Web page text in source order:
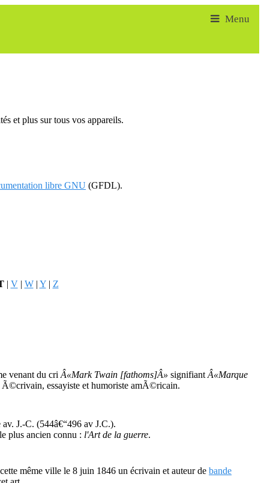
et plus sur tous vos appareils.
libre GNU (GFDL).
| V| W| Y| Z
venant du cri Â«Mark Twain [fathoms]Â» signifiant Â«Marque
essayiste et humoriste amÃ©ricain.
av. J.-C. (544â€“496 av J.C.).
plus ancien connu : l'Art de la guerre.
même ville le 8 juin 1846 un écrivain et auteur de bande